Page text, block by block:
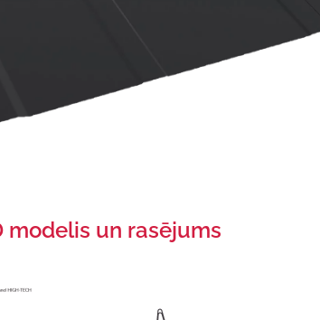
modelis un rasējums